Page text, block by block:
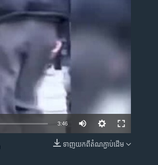
EMBED
3:46
ទាញ​យក​ពី​តំណភ្ជាប់​ដើម